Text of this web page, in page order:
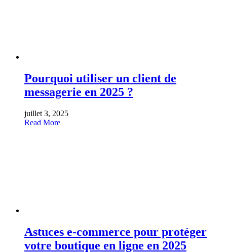
Pourquoi utiliser un client de
messagerie en 2025 ?
juillet 3, 2025
Read More
Astuces e-commerce pour protéger
votre boutique en ligne en 2025